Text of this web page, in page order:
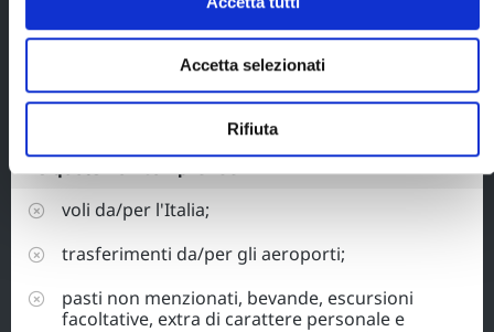
Accetta selezionati
Rifiuta
medico/bagaglio/annullamento
a copertura dei servizi gestiti
da Blueberry Travel.
voli da/per l'Italia;
trasferimenti da/per gli aeroporti;
pasti non menzionati, bevande, escursioni
facoltative, extra di carattere personale e